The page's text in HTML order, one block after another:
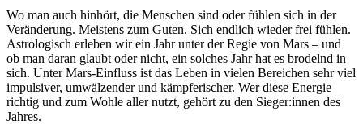
Wo man auch hinhört, die Menschen sind oder fühlen sich in der
Veränderung. Meistens zum Guten. Sich endlich wieder frei fühlen.
Astrologisch erleben wir ein Jahr unter der Regie von Mars – und
ob man daran glaubt oder nicht, ein solches Jahr hat es brodelnd in
sich. Unter Mars-Einfluss ist das Leben in vielen Bereichen sehr viel
impulsiver, umwälzender und kämpferischer. Wer diese Energie
richtig und zum Wohle aller nutzt, gehört zu den Sieger:innen des
Jahres.